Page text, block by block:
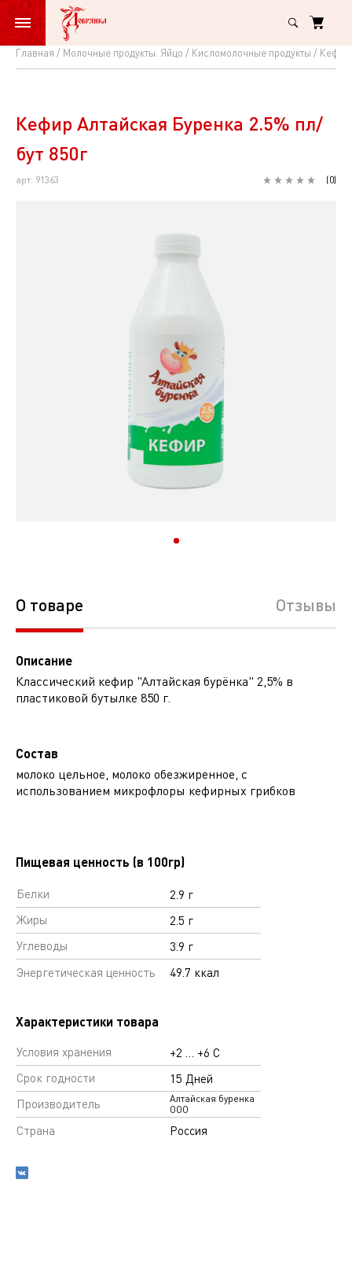
Главная Молочные продукты. Яйцо Кисломолочные продукты Кефир
Кефир
Буренка
2.5%
пл/
Кефир Алтайская Буренка 2.5% пл/
бут 850г
арт: 91363 (0)
О товаре Отзывы
Описание
Классический кефир "Алтайская бурёнка" 2,5% в
пластиковой бутылке 850 г.
Состав
молоко цельное, молоко обезжиренное, с
использованием микрофлоры кефирных грибков
Пищевая ценность (в 100гр)
Белки
2.9 г
Жиры
2.5 г
Углеводы
3.9 г
Энергетическая ценность
49.7 ккал
Характеристики товара
Условия хранения
+2 … +6 С
Срок годности
15 Дней
Производитель
Алтайская буренка
ООО
Страна Россия